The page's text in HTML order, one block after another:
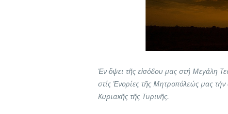
Ἐν ὄψει τῆς εἰσόδου μας στή Μεγάλη
στίς Ἐνορίες τῆς Μητροπόλεώς μας τήν
Κυριακῆς τῆς Τυρινῆς.